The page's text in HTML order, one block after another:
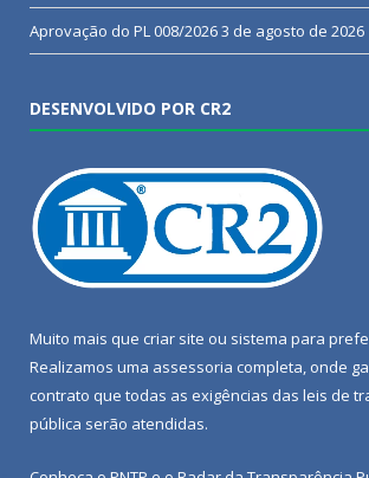
Aprovação do PL 008/20263 de agosto de 2026
DESENVOLVIDO POR CR2
Muito mais que criar site ou sistema para
Realizamos uma assessoria completa, onde
contrato que todas as exigências das leis de
pública serão atendidas.